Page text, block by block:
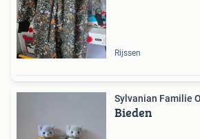
Rijssen
Sylvanian Familie
Bieden